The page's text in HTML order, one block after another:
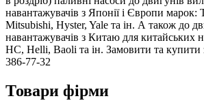
навантажувачів з Японії і Європи марок:
Mitsubishi, Hyster, Yale та ін. А також до
навантажувачів з Китаю для китайських
HC, Helli, Baoli та ін. Замовити та купити
386-77-32
Товари фірми